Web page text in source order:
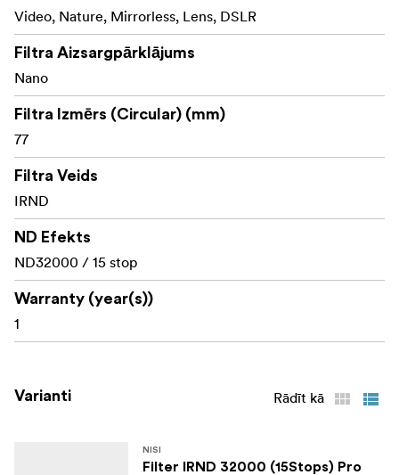
ND faktors 32000, pagarināta ekspozīcija par 15
pakāpēm
Augstākās kvalitātes optiskais stikls
IR pārklājums samazina krāsu nobīdes risku pie
garām slēdža ātruma iestatījumiem
Nano pārklājums atgrūž ūdeni, taukus un putekļus
Video, Nature, Mirrorless, Lens, DSLR
Filtra Aizsargpārklājums
Nano
Filtra Izmērs (Circular) (mm)
77
Filtra Veids
IRND
ND Efekts
ND32000 / 15 stop
Warranty (year(s))
1
Varianti Rādīt kā
NISI
Filter IRND 32000 (15Stops) Pro